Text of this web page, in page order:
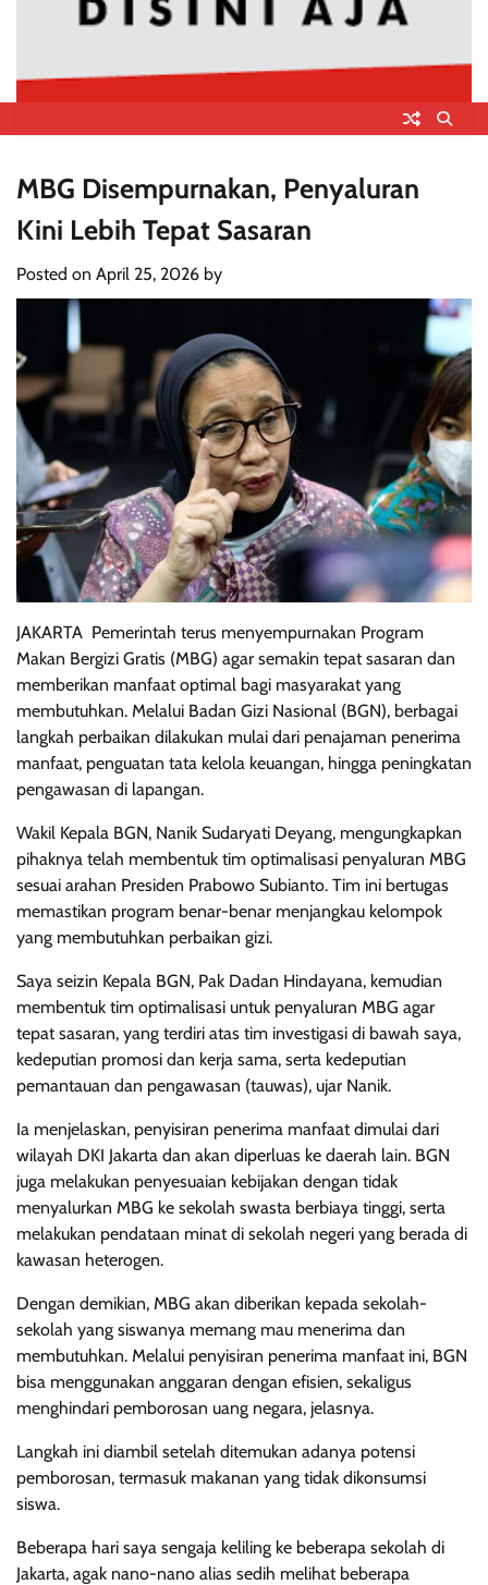
MBG Disempurnakan, Penyaluran
Kini Lebih Tepat Sasaran
Posted on April 25, 2026 by
JAKARTA  Pemerintah terus menyempurnakan Program
Makan Bergizi Gratis (MBG) agar semakin tepat sasaran dan
memberikan manfaat optimal bagi masyarakat yang
membutuhkan. Melalui Badan Gizi Nasional (BGN), berbagai
langkah perbaikan dilakukan mulai dari penajaman penerima
manfaat, penguatan tata kelola keuangan, hingga peningkatan
pengawasan di lapangan.
Wakil Kepala BGN, Nanik Sudaryati Deyang, mengungkapkan
pihaknya telah membentuk tim optimalisasi penyaluran MBG
sesuai arahan Presiden Prabowo Subianto. Tim ini bertugas
memastikan program benar-benar menjangkau kelompok
yang membutuhkan perbaikan gizi.
Saya seizin Kepala BGN, Pak Dadan Hindayana, kemudian
membentuk tim optimalisasi untuk penyaluran MBG agar
tepat sasaran, yang terdiri atas tim investigasi di bawah saya,
kedeputian promosi dan kerja sama, serta kedeputian
pemantauan dan pengawasan (tauwas), ujar Nanik.
Ia menjelaskan, penyisiran penerima manfaat dimulai dari
wilayah DKI Jakarta dan akan diperluas ke daerah lain. BGN
juga melakukan penyesuaian kebijakan dengan tidak
menyalurkan MBG ke sekolah swasta berbiaya tinggi, serta
melakukan pendataan minat di sekolah negeri yang berada di
kawasan heterogen.
Dengan demikian, MBG akan diberikan kepada sekolah-
sekolah yang siswanya memang mau menerima dan
membutuhkan. Melalui penyisiran penerima manfaat ini, BGN
bisa menggunakan anggaran dengan efisien, sekaligus
menghindari pemborosan uang negara, jelasnya.
Langkah ini diambil setelah ditemukan adanya potensi
pemborosan, termasuk makanan yang tidak dikonsumsi
siswa.
Beberapa hari saya sengaja keliling ke beberapa sekolah di
Jakarta, agak nano-nano alias sedih melihat beberapa